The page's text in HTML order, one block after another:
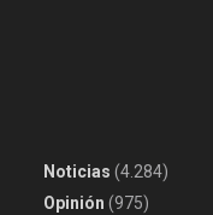
Noticias (4.284)
Opinión (975)